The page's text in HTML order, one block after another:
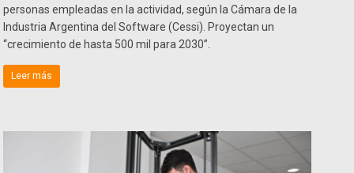
personas empleadas en la actividad, según la Cámara de la
Industria Argentina del Software (Cessi). Proyectan un
“crecimiento de hasta 500 mil para 2030”.
Leer más